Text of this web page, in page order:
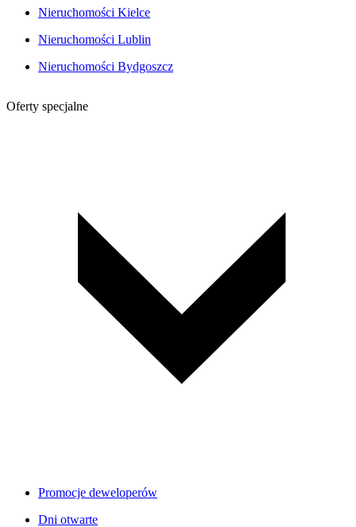
Nieruchomości Kielce
Nieruchomości Lublin
Nieruchomości Bydgoszcz
Oferty specjalne
Promocje deweloperów
Dni otwarte